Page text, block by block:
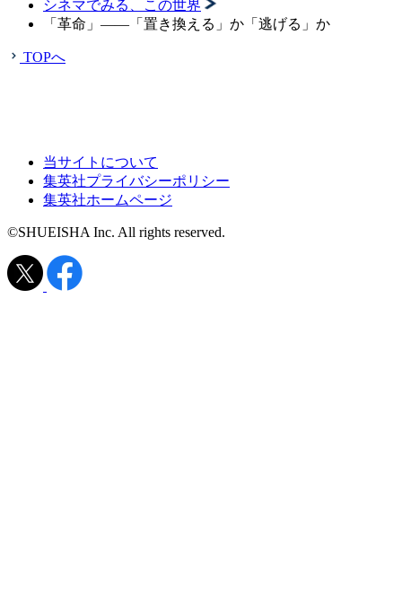
シネマでみる、この世界
「革命」――「置き換える」か「逃げる」か
TOPへ
当サイトについて
集英社プライバシーポリシー
集英社ホームページ
©SHUEISHA Inc. All rights reserved.